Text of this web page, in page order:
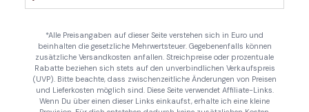
*Alle Preisangaben auf dieser Seite verstehen sich in Euro und
beinhalten die gesetzliche Mehrwertsteuer. Gegebenenfalls können
zusätzliche Versandkosten anfallen. Streichpreise oder prozentuale
Rabatte beziehen sich stets auf den unverbindlichen Verkaufspreis
(UVP). Bitte beachte, dass zwischenzeitliche Änderungen von Preisen
und Lieferkosten möglich sind. Diese Seite verwendet Affiliate-Links.
Wenn Du über einen dieser Links einkaufst, erhalte ich eine kleine